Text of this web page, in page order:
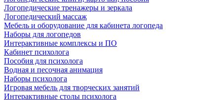
Логопедические тренажеры и зеркала
Логопедический массаж
Мебель и оборудование для кабинета логопеда
Наборы для логопедов
Интерактивные комплексы и ПО
Кабинет психолога
Пособия для психолога
Водная и песочная анимация
Наборы психолога
Игровая мебель для творческих занятий
Интерактивные столы психолога